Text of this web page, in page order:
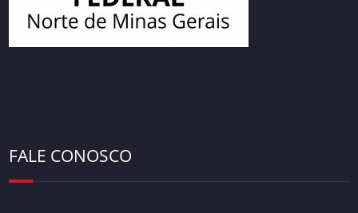
FALE CONOSCO